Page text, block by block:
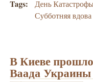
Tags:
День
Субботняя
В Киеве
Ваада Украины